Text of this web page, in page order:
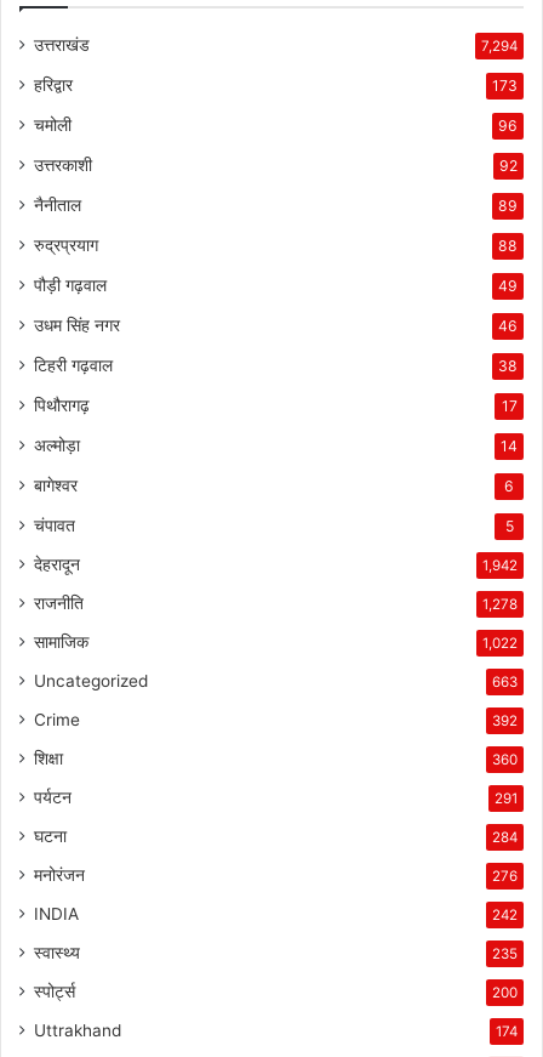
उत्तराखंड 7,294
हरिद्वार 173
चमोली 96
उत्तरकाशी 92
नैनीताल 89
रुद्रप्रयाग 88
पौड़ी गढ़वाल 49
उधम सिंह नगर 46
टिहरी गढ़वाल 38
पिथौरागढ़ 17
अल्मोड़ा 14
बागेश्वर 6
चंपावत 5
देहरादून 1,942
राजनीति 1,278
सामाजिक 1,022
Uncategorized 663
Crime 392
शिक्षा 360
पर्यटन 291
घटना 284
मनोरंजन 276
INDIA 242
स्वास्थ्य 235
स्पोर्ट्स 200
Uttrakhand 174